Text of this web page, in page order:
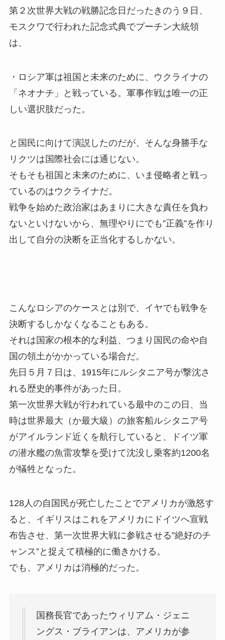
第２次世界大戦の戦勝記念日だったきのう９日、
モスクワで行われた記念式典でプーチン大統領
は、
・ロシア軍は祖国と未来のために、ウクライナの
「ネオナチ」と戦っている。軍事作戦は唯一の正
しい選択肢だった。
と国民に向けて演説したのだが、そんな身勝手な
リクツは国際社会には通じない。
そもそも祖国と未来のために、いま侵略者と戦っ
ているのはウクライナだ。
戦争を始めた政治家はあまりに大きな責任を負わ
ないといけないから、無理やりにでも”正義”を作り
出して自分の決断を正当化するしかない。
こんなロシアのケースとは別で、イヤでも戦争を
決断するしかなくなることもある。
それは国家の根本的な利益、つまり国民の命や自
国の領土がかかっている場合だ。
先日５月７日は、1915年にルシタニア号が撃沈さ
れる歴史的事件があった日。
第一次世界大戦が行われている最中のこの日、当
時は世界最大（か最大級）の旅客船ルシタニア号
がアイルランド近くを航行していると、ドイツ軍
の潜水艦の魚雷攻撃を受けて沈没し乗客約1200名
が犠牲となった。
128人の自国民が死亡したことでアメリカが激怒す
ると、イギリスはこれをアメリカにドイツへ宣戦
布告させ、第一次世界大戦に参戦させる”絶好のチ
ャンス”と捉えて積極的に働きかける。
でも、アメリカは消極的だった。
国務長官であったウィリアム・ジェニ
ングス・ブライアンは、アメリカが参